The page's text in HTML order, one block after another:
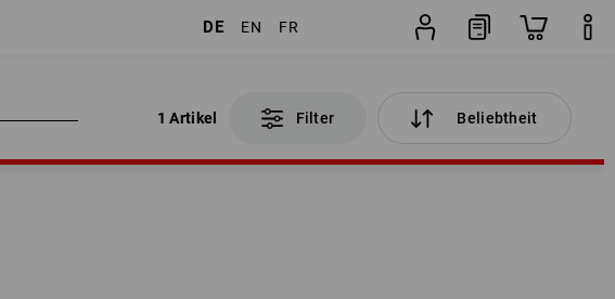
DE EN FR
1 Artikel Filter Beliebtheit
1 Artikel Filter Beliebtheit